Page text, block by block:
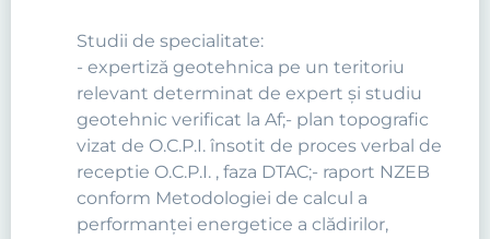
Studii de specialitate:
- expertiză geotehnica pe un teritoriu
relevant determinat de expert și studiu
geotehnic verificat la Af;- plan topografic
vizat de O.C.P.I. însotit de proces verbal de
receptie O.C.P.I. , faza DTAC;- raport NZEB
conform Metodologiei de calcul a
performanței energetice a clădirilor,